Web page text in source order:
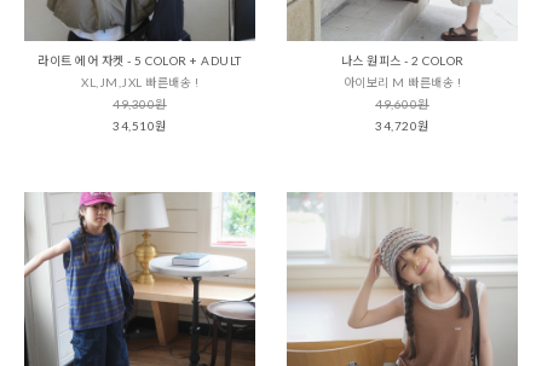
라이트 에어 자켓 - 5 COLOR + ADULT
XL,JM,JXL 빠른배송 !
49,300원
34,510원
나스 원피스 - 2 COLOR
아이보리 M 빠른배송 !
49,600원
34,720원